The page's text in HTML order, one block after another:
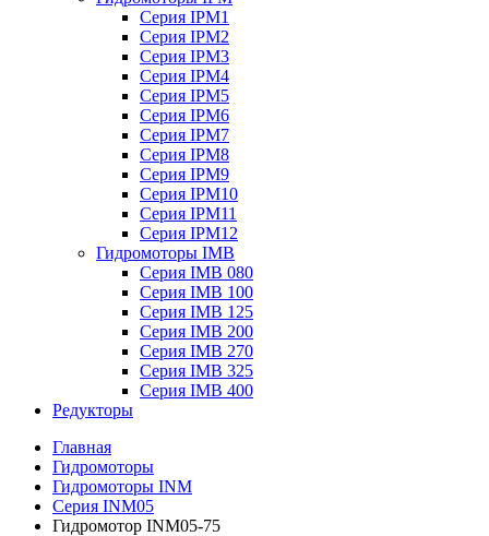
Серия IPM1
Серия IPM2
Серия IPM3
Серия IPM4
Серия IPM5
Серия IPM6
Серия IPM7
Серия IPM8
Серия IPM9
Серия IPM10
Серия IPM11
Серия IPM12
Гидромоторы IMB
Серия IMB 080
Серия IMB 100
Серия IMB 125
Серия IMB 200
Серия IMB 270
Серия IMB 325
Серия IMB 400
Редукторы
Главная
Гидромоторы
Гидромоторы INM
Серия INM05
Гидромотор INM05-75